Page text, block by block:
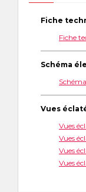
Fiche
Fiche
Schéma
Vues
Vues
Vues
Vues
Vues